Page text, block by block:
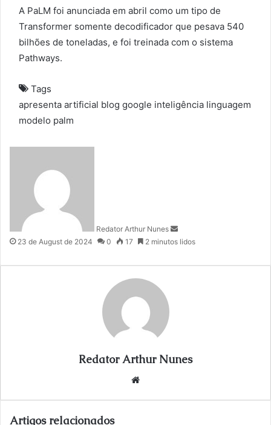
A PaLM foi anunciada em abril como um tipo de
Transformer somente decodificador que pesava 540
bilhões de toneladas, e foi treinada com o sistema
Pathways.
Tags
apresenta artificial blog google inteligência linguagem
modelo palm
Redator Arthur Nunes
m
i
23 de August de 2024 0 17 2 minutos lidos
Redator Arthur Nunes
Artigos relacionados